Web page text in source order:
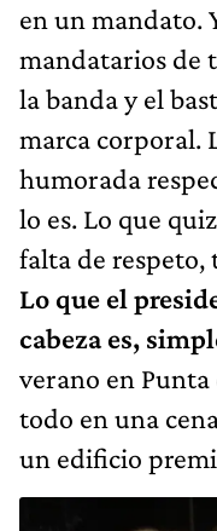
en un mandato.
mandatarios de
la banda y el
marca corporal.
humorada
lo es. Lo que
falta de respeto,
Lo que el
cabeza es,
verano en Punta
todo en una
un edificio